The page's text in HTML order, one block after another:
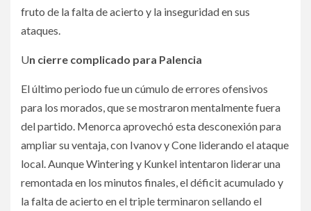
fruto de la falta de acierto y la inseguridad en sus
ataques.
Un cierre complicado para Palencia
El último periodo fue un cúmulo de errores ofensivos
para los morados, que se mostraron mentalmente fuera
del partido. Menorca aprovechó esta desconexión para
ampliar su ventaja, con Ivanov y Cone liderando el ataque
local. Aunque Wintering y Kunkel intentaron liderar una
remontada en los minutos finales, el déficit acumulado y
la falta de acierto en el triple terminaron sellando el